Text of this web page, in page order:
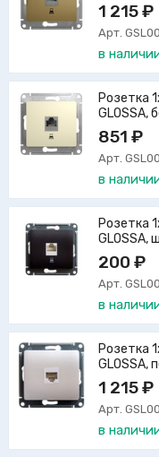
1 215 ₽
Арт.
в
Розетка
GLOSSA,
851 ₽
Арт.
в
Розетка
GLOSSA,
200 ₽
Арт.
в
Розетка
GLOSSA,
1 215 ₽
Арт.
в